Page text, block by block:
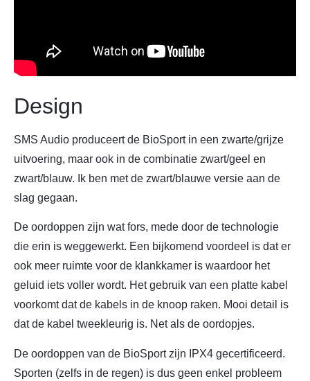
Design
SMS Audio produceert de BioSport in een zwarte/grijze
uitvoering, maar ook in de combinatie zwart/geel en
zwart/blauw. Ik ben met de zwart/blauwe versie aan de
slag gegaan.
De oordoppen zijn wat fors, mede door de technologie
die erin is weggewerkt. Een bijkomend voordeel is dat er
ook meer ruimte voor de klankkamer is waardoor het
geluid iets voller wordt. Het gebruik van een platte kabel
voorkomt dat de kabels in de knoop raken. Mooi detail is
dat de kabel tweekleurig is. Net als de oordopjes.
De oordoppen van de BioSport zijn IPX4 gecertificeerd.
Sporten (zelfs in de regen) is dus geen enkel probleem